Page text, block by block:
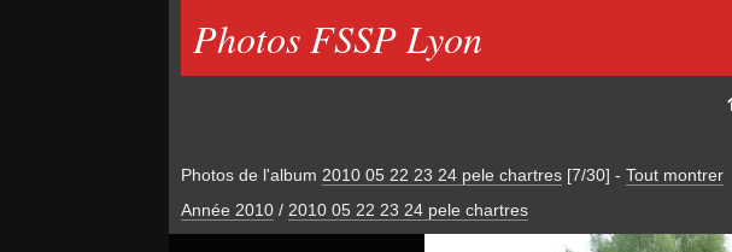
Photos FSSP Lyon
Photos de l'album 2010 05 22 23 24 pele chartres [7/30] - Tout montrer
Année 2010 / 2010 05 22 23 24 pele chartres